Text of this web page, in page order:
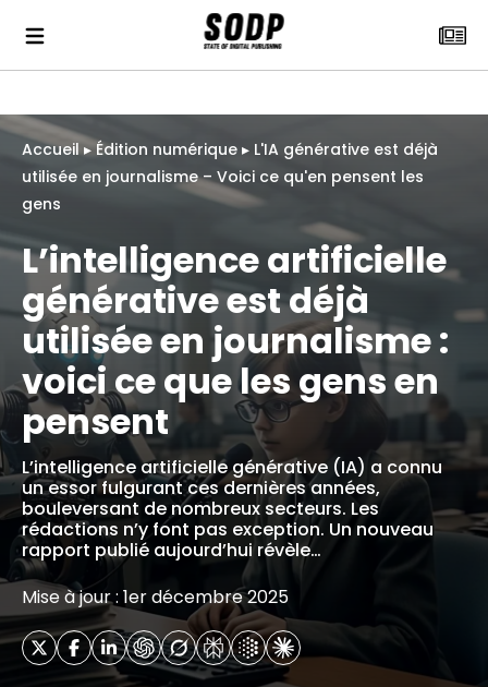
Accueil▸Édition numérique ▸ L'IA générative est déjà
utilisée en journalisme – Voici ce qu'en pensent les
gens
L’intelligence artificielle
générative est déjà
utilisée en journalisme :
voici ce que les gens en
pensent
L’intelligence artificielle générative (IA) a connu
un essor fulgurant ces dernières années,
bouleversant de nombreux secteurs. Les
rédactions n’y font pas exception. Un nouveau
rapport publié aujourd’hui révèle…
Mise à jour : 1er décembre 2025